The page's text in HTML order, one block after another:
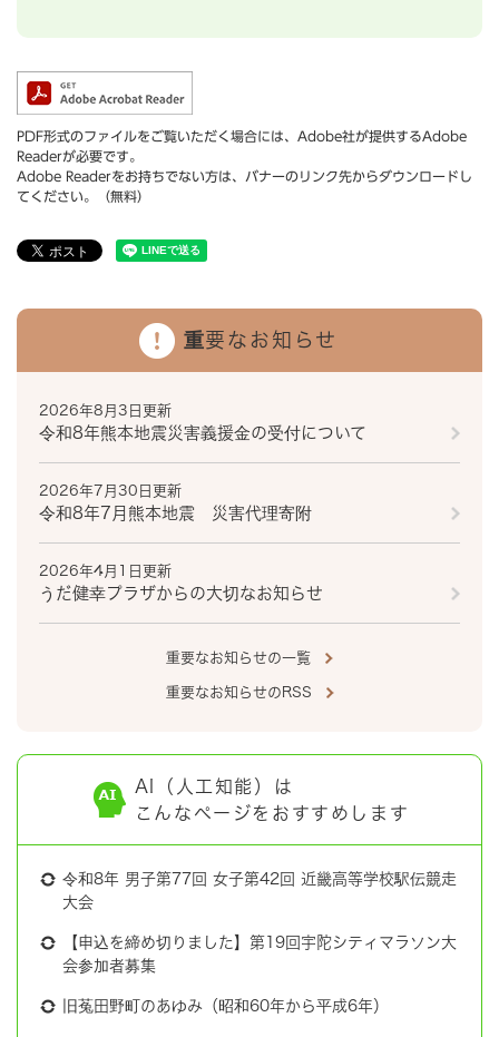
PDF形式のファイルをご覧いただく場合には、Adobe社が提供するAdobe
Readerが必要です。
Adobe Readerをお持ちでない方は、バナーのリンク先からダウンロードし
てください。（無料）
重要なお知らせ
2026年8月3日更新
令和8年熊本地震災害義援金の受付について
2026年7月30日更新
令和8年7月熊本地震 災害代理寄附
2026年4月1日更新
うだ健幸プラザからの大切なお知らせ
重要なお知らせの一覧
重要なお知らせのRSS
AI（人工知能）は
こんなページをおすすめします
令和8年 男子第77回 女子第42回 近畿高等学校駅伝競走
大会
【申込を締め切りました】第19回宇陀シティマラソン大
会参加者募集
旧菟田野町のあゆみ（昭和60年から平成6年）